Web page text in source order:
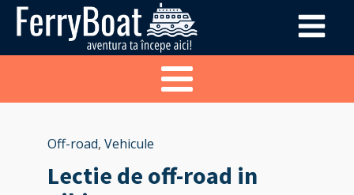
Off-road, Vehicule
Lectie de off-road in